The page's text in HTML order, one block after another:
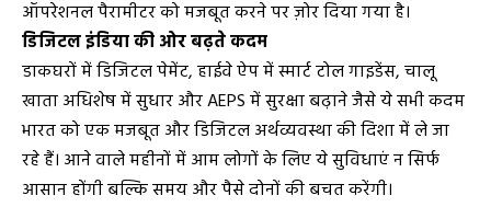
ऑपरेशनल पैरामीटर को मजबूत करने पर ज़ोर दिया गया है।
डिजिटल इंडिया की ओर बढ़ते कदम
डाकघरों में डिजिटल पेमेंट, हाईवे ऐप में स्मार्ट टोल गाइडेंस, चालू
खाता अधिशेष में सुधार और AEPS में सुरक्षा बढ़ाने जैसे ये सभी कदम
भारत को एक मजबूत और डिजिटल अर्थव्यवस्था की दिशा में ले जा
रहे हैं। आने वाले महीनों में आम लोगों के लिए ये सुविधाएं न सिर्फ
आसान होंगी बल्कि समय और पैसे दोनों की बचत करेंगी।